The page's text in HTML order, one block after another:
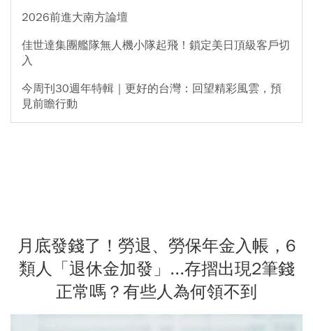
2026前進大南方論壇
佳世達集團艦隊無人機小隊起飛！鎖定美日頂級客戶切
入
今周刊30週年特輯｜更好的台灣：回望精彩風雲，預
見前瞻行動
月底發錢了！勞退、勞保年金入帳，6
類人「退休金加發」...存摺出現2筆錢
正常嗎？有些人為何領不到